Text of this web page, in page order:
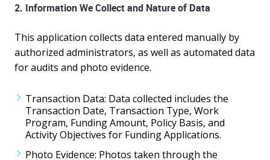
2. Information We Collect and Nature of Data
This application collects data entered manually by
authorized administrators, as well as automated data
for audits and photo evidence.
Transaction Data: Data collected includes the
Transaction Date, Transaction Type, Work
Program, Funding Amount, Policy Basis, and
Activity Objectives for Funding Applications.
Photo Evidence: Photos taken through the